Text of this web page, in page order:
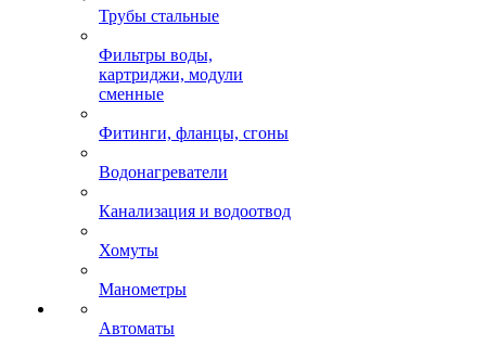
Трубы стальные
Фильтры воды,
картриджи, модули
сменные
Фитинги, фланцы, сгоны
Водонагреватели
Канализация и водоотвод
Хомуты
Манометры
Автоматы